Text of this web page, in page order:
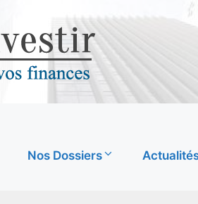
Nos Dossiers